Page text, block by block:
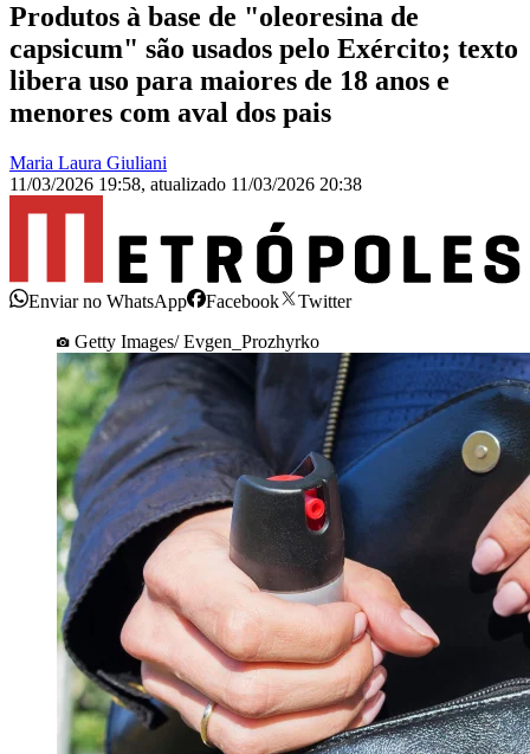
Produtos à base de "oleoresina de
capsicum" são usados pelo Exército; texto
libera uso para maiores de 18 anos e
menores com aval dos pais
Maria Laura Giuliani
11/03/2026 19:58, atualizado 11/03/2026 20:38
Enviar no WhatsApp Facebook
Twitter
Getty Images/ Evgen_Prozhyrko